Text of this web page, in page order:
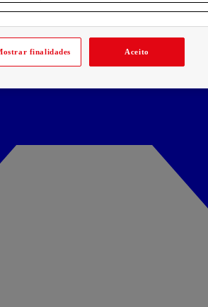
finalidades Aceito